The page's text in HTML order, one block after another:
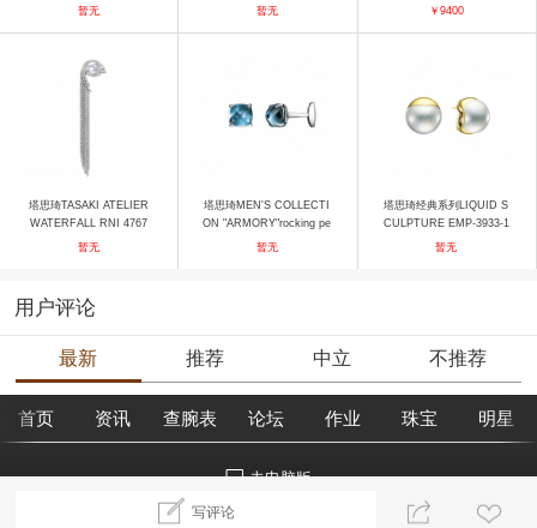
LE BOUQUET RD-P2141-
暂无
2814-18KWG 戒指
暂无
饰
￥9400
塔思琦TASAKI ATELIER
WATERFALL RNI 4767
耳饰
暂无
塔思琦MEN'S COLLECTI
ON "ARMORY"rocking pe
arl CI-0291-1-SIL 袖扣
暂无
塔思琦经典系列LIQUID S
CULPTURE EMP-3933-1
8KYG 耳饰
暂无
用户评论
最新 推荐 中立 不推荐
写评论
首页 资讯 查腕表 论坛 作业 珠宝 明星
去电脑版
©2018腕表之家 m.xbiao.com